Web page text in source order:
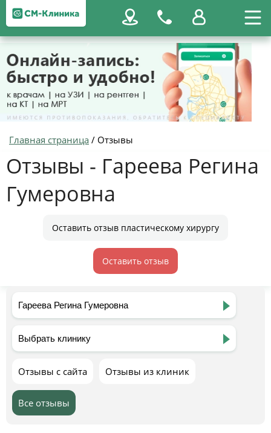
Главная страница / Отзывы
Отзывы - Гареева Регина
Гумеровна
Оставить отзыв пластическому хирургу
Оставить отзыв
Отзывы с сайта Отзывы из клиник
Все отзывы